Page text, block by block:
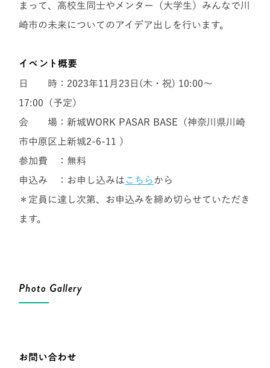
まって、高校生同士やメンター（大学生）みんなで川
崎市の未来についてのアイデア出しを行います。
イベント概要
日 時：2023年11月23日(木・祝) 10:00〜
17:00（予定）
会 場：新城WORK PASAR BASE（神奈川県川崎
市中原区上新城2-6-11 ）
参加費 ：無料
申込み ：お申し込みは こちら から
＊定員に達し次第、お申込みを締め切らせていただき
ます。
Photo Gallery
お問い合わせ